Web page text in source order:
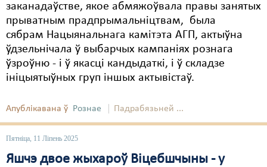
заканадаўстве, якое абмяжоўвала правы занятых
прыватным прадпрымальніцтвам, была
сябрам Нацыянальнага камітэта АГП, актыўна
ўдзельнічала ў выбарчых кампаніях рознага
ўзроўню - і ў якасці кандыдаткі, і ў складзе
ініцыятыўных груп іншых актывістаў.
Апублікавана ў Рознае Падрабязьней ...
Пятніца, 11 Ліпень 2025
Яшчэ двое жыхароў Віцебшчыны - у
Пэнітэнцыярная сыстэма
Распальваньне варожасьці
Рознае
Свабода слова
Свабода сумленьня
Сьмяротнае пакараньне